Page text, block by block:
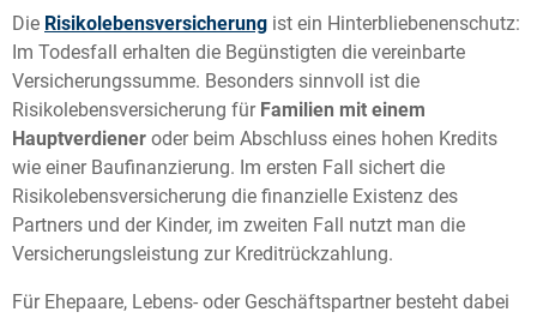
Die Risikolebensversicherung ist ein Hinterbliebenenschutz:
Im Todesfall erhalten die Begünstigten die vereinbarte
Versicherungssumme. Besonders sinnvoll ist die
Risikolebensversicherung für Familien mit einem
Hauptverdiener oder beim Abschluss eines hohen Kredits
wie einer Baufinanzierung. Im ersten Fall sichert die
Risikolebensversicherung die finanzielle Existenz des
Partners und der Kinder, im zweiten Fall nutzt man die
Versicherungsleistung zur Kreditrückzahlung.
Für Ehepaare, Lebens- oder Geschäftspartner besteht dabei